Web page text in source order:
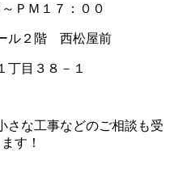
ＰＭ１７：００
ル２階 西松屋前
丁目３８－１
さな工事などのご相談も受
す！